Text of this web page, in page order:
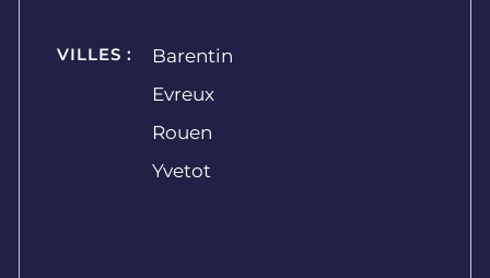
VILLES :
Barentin
Evreux
Rouen
Yvetot